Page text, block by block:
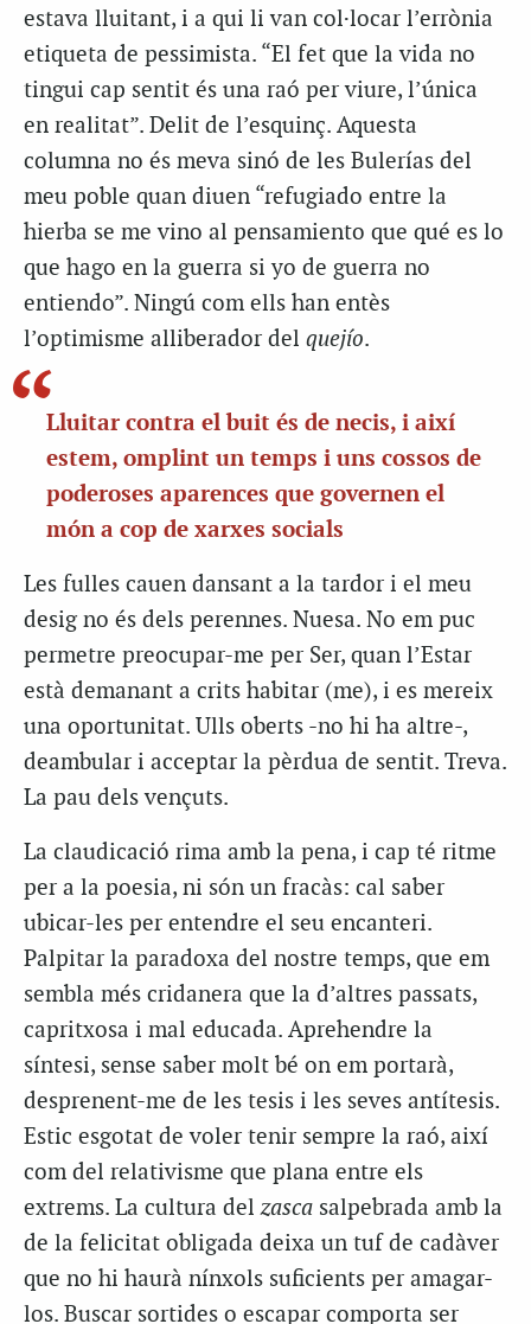
estava lluitant, i a qui li van col·locar l’errònia
etiqueta de pessimista. “El fet que la vida no
tingui cap sentit és una raó per viure, l’única
en realitat”. Delit de l’esquinç. Aquesta
columna no és meva sinó de les Bulerías del
meu poble quan diuen “refugiado entre la
hierba se me vino al pensamiento que qué es lo
que hago en la guerra si yo de guerra no
entiendo”. Ningú com ells han entès
l’optimisme alliberador del quejío.
Lluitar contra el buit és de necis, i així
estem, omplint un temps i uns cossos de
poderoses aparences que governen el
món a cop de xarxes socials
Les fulles cauen dansant a la tardor i el meu
desig no és dels perennes. Nuesa. No em puc
permetre preocupar-me per Ser, quan l’Estar
està demanant a crits habitar (me), i es mereix
una oportunitat. Ulls oberts -no hi ha altre-,
deambular i acceptar la pèrdua de sentit. Treva.
La pau dels vençuts.
La claudicació rima amb la pena, i cap té ritme
per a la poesia, ni són un fracàs: cal saber
ubicar-les per entendre el seu encanteri.
Palpitar la paradoxa del nostre temps, que em
sembla més cridanera que la d’altres passats,
capritxosa i mal educada. Aprehendre la
síntesi, sense saber molt bé on em portarà,
desprenent-me de les tesis i les seves antítesis.
Estic esgotat de voler tenir sempre la raó, així
com del relativisme que plana entre els
extrems. La cultura delzasca salpebrada amb la
de la felicitat obligada deixa un tuf de cadàver
que no hi haurà nínxols suficients per amagar-
los. Buscar sortides o escapar comporta ser